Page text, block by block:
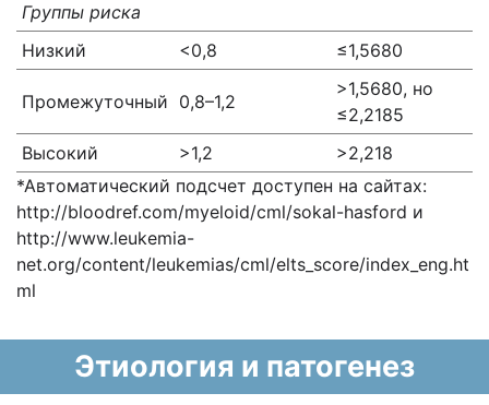
Группы риска
Низкий
<0,8 ≤1,5680
Промежуточный 0,8–1,2
>1,5680, но
≤2,2185
Высокий
>1,2
>2,218
*Автоматический подсчет доступен на сайтах:
http://bloodref.com/myeloid/cml/sokal-hasford и
http://www.leukemia-
net.org/content/leukemias/cml/elts_score/index_eng.ht
ml
Этиология и патогенез